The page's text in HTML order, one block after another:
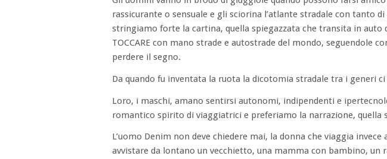
rassicurante o sensuale e gli sciorina l’atlante stradale con tanto
stringiamo forte la cartina, quella spiegazzata che transita in auto
TOCCARE con mano strade e autostrade del mondo, seguendole
perdere il segno.
Da quando fu inventata la ruota la dicotomia stradale tra i generi
Loro, i maschi, amano sentirsi autonomi, indipendenti e
romantico spirito di viaggiatrici e preferiamo la narrazione, quella
L’uomo Denim non deve chiedere mai, la donna che viaggia
avvistare da lontano un vecchietto, una mamma con bambino,